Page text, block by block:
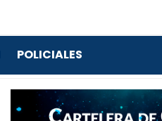
POLICIALES